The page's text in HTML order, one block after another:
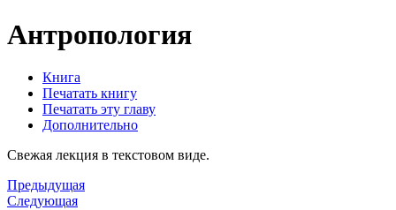
Антропология
Книга
Печатать книгу
Печатать эту главу
Дополнительно
Свежая лекция в текстовом виде.
Предыдущая
Следующая